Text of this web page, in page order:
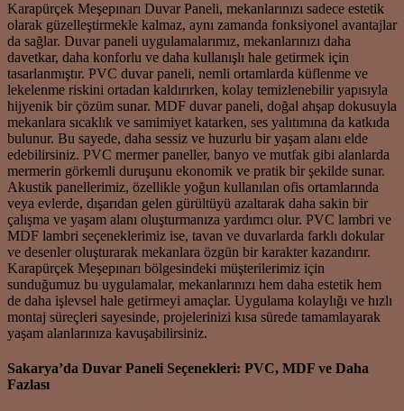
Karapürçek Meşepınarı Duvar Paneli, mekanlarınızı sadece estetik
olarak güzelleştirmekle kalmaz, aynı zamanda fonksiyonel avantajlar
da sağlar. Duvar paneli uygulamalarımız, mekanlarınızı daha
davetkar, daha konforlu ve daha kullanışlı hale getirmek için
tasarlanmıştır. PVC duvar paneli, nemli ortamlarda küflenme ve
lekelenme riskini ortadan kaldırırken, kolay temizlenebilir yapısıyla
hijyenik bir çözüm sunar. MDF duvar paneli, doğal ahşap dokusuyla
mekanlara sıcaklık ve samimiyet katarken, ses yalıtımına da katkıda
bulunur. Bu sayede, daha sessiz ve huzurlu bir yaşam alanı elde
edebilirsiniz. PVC mermer paneller, banyo ve mutfak gibi alanlarda
mermerin görkemli duruşunu ekonomik ve pratik bir şekilde sunar.
Akustik panellerimiz, özellikle yoğun kullanılan ofis ortamlarında
veya evlerde, dışarıdan gelen gürültüyü azaltarak daha sakin bir
çalışma ve yaşam alanı oluşturmanıza yardımcı olur. PVC lambri ve
MDF lambri seçeneklerimiz ise, tavan ve duvarlarda farklı dokular
ve desenler oluşturarak mekanlara özgün bir karakter kazandırır.
Karapürçek Meşepınarı bölgesindeki müşterilerimiz için
sunduğumuz bu uygulamalar, mekanlarınızı hem daha estetik hem
de daha işlevsel hale getirmeyi amaçlar. Uygulama kolaylığı ve hızlı
montaj süreçleri sayesinde, projelerinizi kısa sürede tamamlayarak
yaşam alanlarınıza kavuşabilirsiniz.
Sakarya’da Duvar Paneli Seçenekleri: PVC, MDF ve Daha
Fazlası